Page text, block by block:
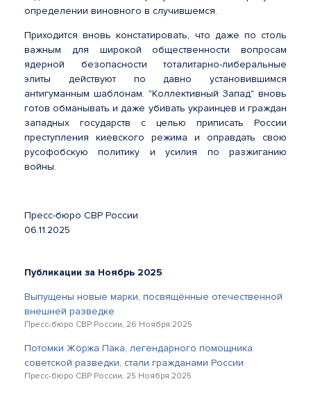
определении виновного в случившемся.
Приходится вновь констатировать, что даже по столь
важным для широкой общественности вопросам
ядерной безопасности тоталитарно-либеральные
элиты действуют по давно установившимся
антигуманным шаблонам. "Коллективный Запад" вновь
готов обманывать и даже убивать украинцев и граждан
западных государств с целью приписать России
преступления киевского режима и оправдать свою
русофобскую политику и усилия по разжиганию
войны.
Пресс-бюро СВР России
06.11.2025
Публикации за Ноябрь 2025
Выпущены новые марки, посвящённые отечественной
внешней разведке
Пресс-бюро СВР России, 26 Ноября 2025
Потомки Жоржа Пака, легендарного помощника
советской разведки, стали гражданами России
Пресс-бюро СВР России, 25 Ноября 2025